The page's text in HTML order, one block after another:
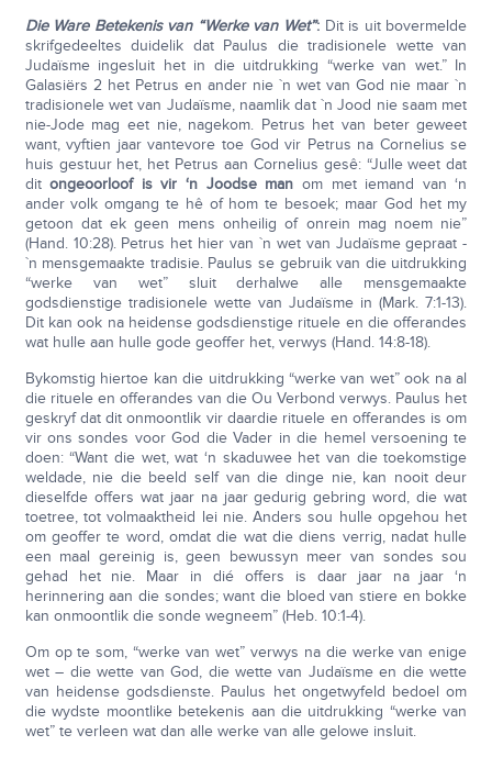
Die Ware Betekenis van “Werke van Wet”: Dit is uit bovermelde
skrifgedeeltes duidelik dat Paulus die tradisionele wette van
Judaïsme ingesluit het in die uitdrukking “werke van wet.” In
Galasiërs 2 het Petrus en ander nie `n wet van God nie maar `n
tradisionele wet van Judaïsme, naamlik dat `n Jood nie saam met
nie-Jode mag eet nie, nagekom. Petrus het van beter geweet
want, vyftien jaar vantevore toe God vir Petrus na Cornelius se
huis gestuur het, het Petrus aan Cornelius gesê: “Julle weet dat
ditongeoorloof is vir ‘n Joodse man om met iemand van ‘n
ander volk omgang te hê of hom te besoek; maar God het my
getoon dat ek geen mens onheilig of onrein mag noem nie”
(Hand. 10:28). Petrus het hier van `n wet van Judaïsme gepraat -
`n mensgemaakte tradisie. Paulus se gebruik van die uitdrukking
“werke van wet” sluit derhalwe alle mensgemaakte
godsdienstige tradisionele wette van Judaïsme in (Mark. 7:1-13).
Dit kan ook na heidense godsdienstige rituele en die offerandes
wat hulle aan hulle gode geoffer het, verwys (Hand. 14:8-18).
Bykomstig hiertoe kan die uitdrukking “werke van wet” ook na al
die rituele en offerandes van die Ou Verbond verwys. Paulus het
geskryf dat dit onmoontlik vir daardie rituele en offerandes is om
vir ons sondes voor God die Vader in die hemel versoening te
doen: “Want die wet, wat ‘n skaduwee het van die toekomstige
weldade, nie die beeld self van die dinge nie, kan nooit deur
dieselfde offers wat jaar na jaar gedurig gebring word, die wat
toetree, tot volmaaktheid lei nie. Anders sou hulle opgehou het
om geoffer te word, omdat die wat die diens verrig, nadat hulle
een maal gereinig is, geen bewussyn meer van sondes sou
gehad het nie. Maar in dié offers is daar jaar na jaar ‘n
herinnering aan die sondes; want die bloed van stiere en bokke
kan onmoontlik die sonde wegneem” (Heb. 10:1-4).
Om op te som, “werke van wet” verwys na die werke van enige
wet – die wette van God, die wette van Judaïsme en die wette
van heidense godsdienste. Paulus het ongetwyfeld bedoel om
die wydste moontlike betekenis aan die uitdrukking “werke van
wet” te verleen wat dan alle werke van alle gelowe insluit.